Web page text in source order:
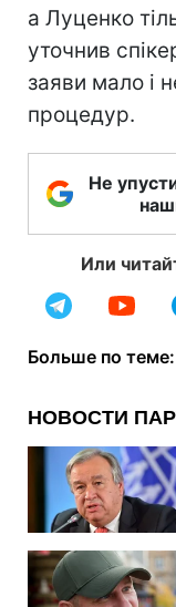
а Луценко
уточнив
заяви мало і
процедур.
Не
Или
Больше по теме: